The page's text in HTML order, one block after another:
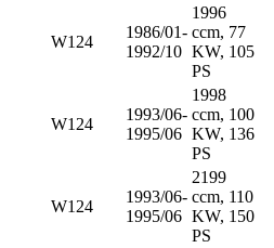
W124
1986/01-
1992/10
1996
ccm, 77
KW, 105
PS
W124
1993/06-
1995/06
1998
ccm, 100
KW, 136
PS
W124
1993/06-
1995/06
2199
ccm, 110
KW, 150
PS